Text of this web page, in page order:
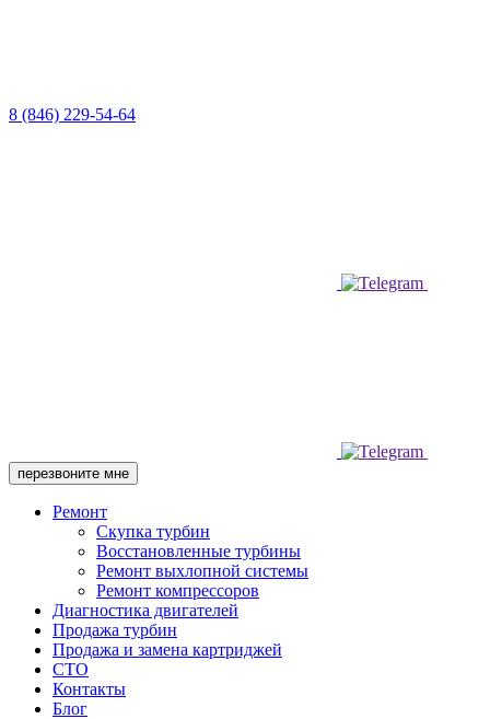
8 (846) 229-54-64
перезвоните мне
Ремонт
Скупка турбин
Восстановленные турбины
Ремонт выхлопной системы
Ремонт компрессоров
Диагностика двигателей
Продажа турбин
Продажа и замена картриджей
СТО
Контакты
Блог